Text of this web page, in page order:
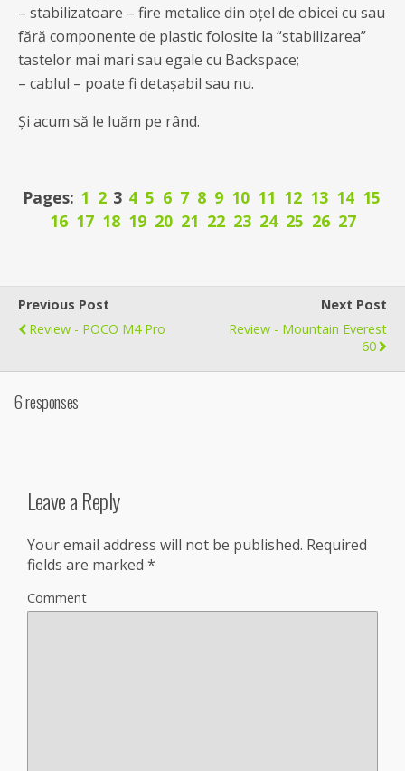
– stabilizatoare – fire metalice din oțel de obicei cu sau
fără componente de plastic folosite la “stabilizarea”
tastelor mai mari sau egale cu Backspace;
– cablul – poate fi detașabil sau nu.
Și acum să le luăm pe rând.
Pages: 1 2 3 4 5 6 7 8 9 10 11 12 13 14 15
16 17 18 19 20 21 22 23 24 25 26 27
Previous Post
Review - POCO M4 Pro
Next Post
Review - Mountain Everest
60
6 responses
Leave a Reply
Your email address will not be published. Required
fields are marked *
Comment